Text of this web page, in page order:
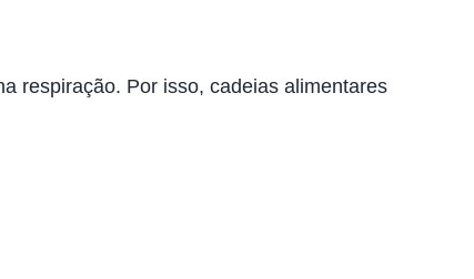
respiração. Por isso, cadeias alimentares